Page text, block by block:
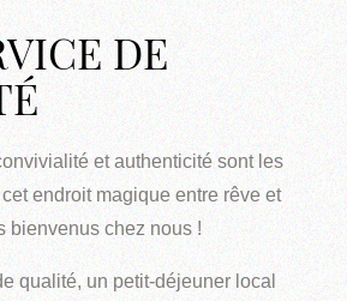
DE
et authenticité sont les
endroit magique entre rêve et
bienvenus chez nous !
qualité, un petit-déjeuner local